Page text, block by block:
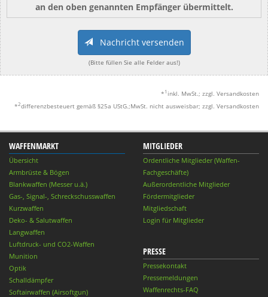
an den oben genannten Empfänger übermittelt.
Nachricht versenden
(Bitte füllen Sie alle Felder aus!)
* 1 inkl. MwSt.; zzgl. Versandkosten
*2differenzbesteuert gemäß §25a UStG.;MwSt. nicht ausweisbar; zzgl. Versandkosten
WAFFENMARKT
Übersicht
Armbrüste & Bögen
Blankwaffen (Messer u.ä.)
Gas-, Signal-, Schreckschusswaffen
Kurzwaffen
Deko- & Salutwaffen
Langwaffen
Luftdruck- und CO2-Waffen
Munition
Optik
Schalldämpfer
Softairwaffen (Airsoftgun)
MITGLIEDER
Ordentliche Mitglieder (Waffen-
Fachgeschäfte)
Außerordentliche Mitglieder
Fördermitglieder
Mitgliedschaft
Login für Mitglieder
PRESSE
Pressekontakt
Pressemeldungen
Waffenrechts-FAQ